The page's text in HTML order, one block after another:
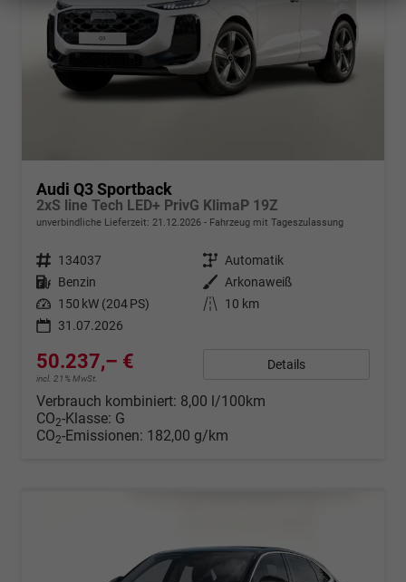
Audi Q3 Sportback
2xS line Tech LED+ PrivG KlimaP 19Z
unverbindliche Lieferzeit: 21.12.2026 Fahrzeug mit Tageszulassung
Fahrzeugnr. 134037 Getriebe Automatik
Kraftstoff Benzin Außenfarbe Arkonaweiß
Leistung 150 kW (204 PS) Kilometerstand
10 km
31.07.2026
50.237,– €
incl. 21% MwSt.
Details
Verbrauch kombiniert: 8,00 l/100km
CO2-Klasse: G
CO2-Emissionen: 182,00 g/km